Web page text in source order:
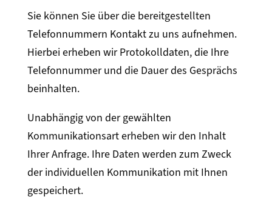
Sie können Sie über die bereitgestellten
Telefonnummern Kontakt zu uns aufnehmen.
Hierbei erheben wir Protokolldaten, die Ihre
Telefonnummer und die Dauer des Gesprächs
beinhalten.
Unabhängig von der gewählten
Kommunikationsart erheben wir den Inhalt
Ihrer Anfrage. Ihre Daten werden zum Zweck
der individuellen Kommunikation mit Ihnen
gespeichert.